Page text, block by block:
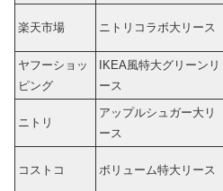
楽天市場 ニトリコラボ大リース
ヤフーショッ
ピング
IKEA風特大グリーンリ
ース
ニトリ
アップルシュガー大リ
ース
コストコ ボリューム特大リース